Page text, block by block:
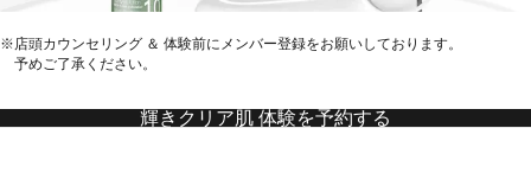
※店頭カウンセリング ＆ 体験前にメンバー登録をお願いしております。
予めご了承ください。
輝きクリア肌 体験を予約する